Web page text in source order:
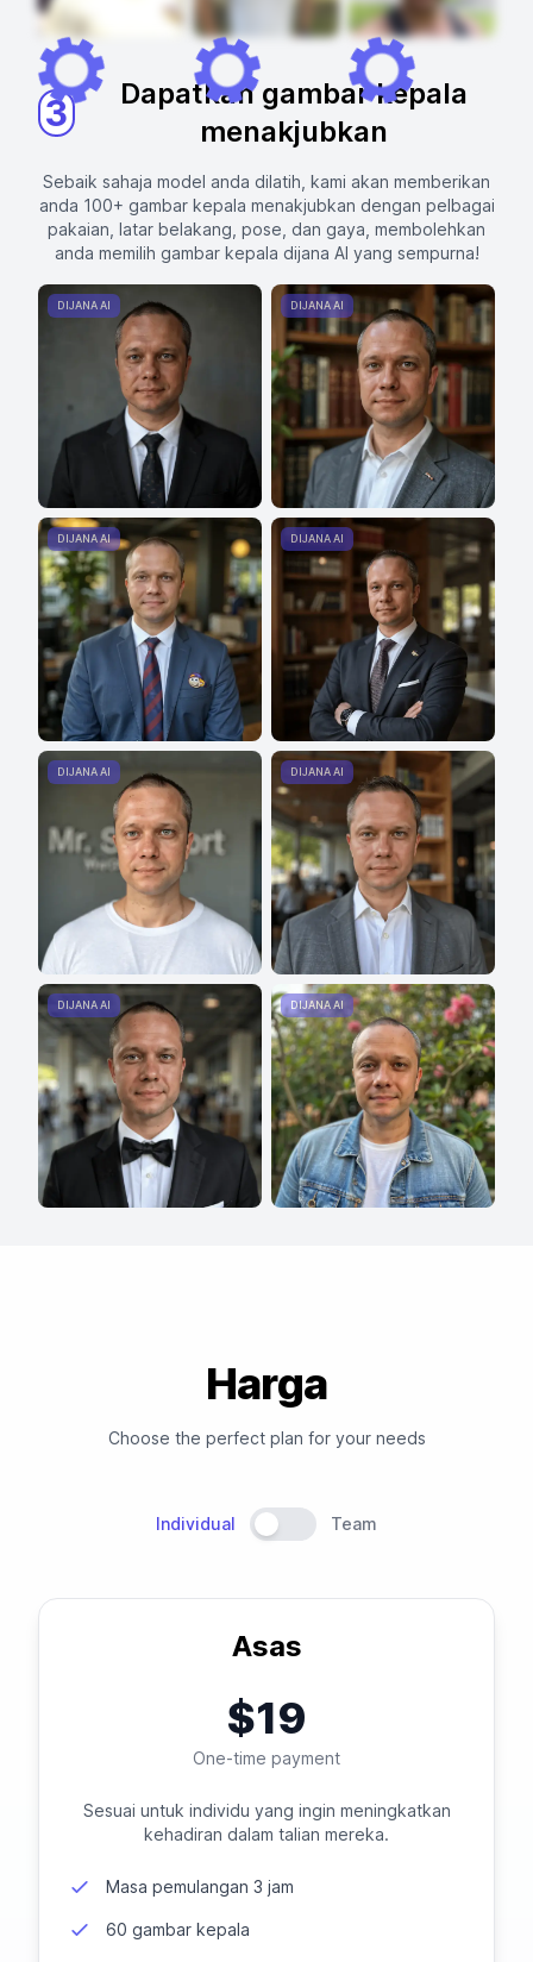
3
Dapatkan gambar kepala
menakjubkan
Sebaik sahaja model anda dilatih, kami akan memberikan
anda 100+ gambar kepala menakjubkan dengan pelbagai
pakaian, latar belakang, pose, dan gaya, membolehkan
anda memilih gambar kepala dijana AI yang sempurna!
DIJANA AI DIJANA AI
DIJANA AI DIJANA AI
DIJANA AI DIJANA AI
DIJANA AI DIJANA AI
Harga
Choose the perfect plan for your needs
Individual Team
Asas
$19
One-time payment
Sesuai untuk individu yang ingin meningkatkan
kehadiran dalam talian mereka.
Masa pemulangan 3 jam
60 gambar kepala